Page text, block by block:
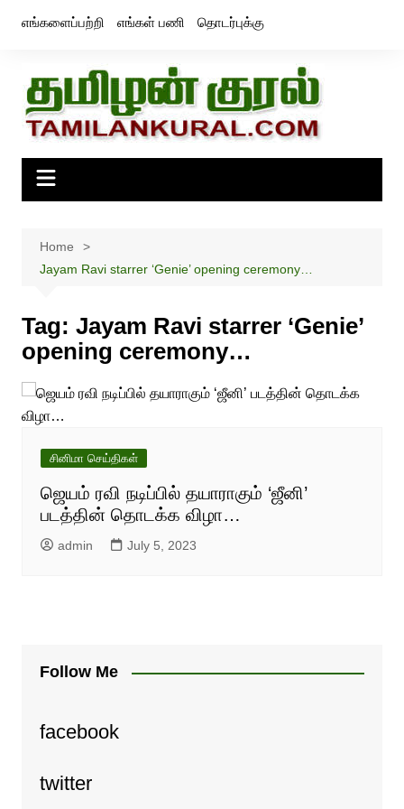
எங்களைப்பற்றி எங்கள் பணி தொடர்புக்கு
Home
Jayam Ravi starrer ‘Genie’ opening ceremony…
Tag: Jayam Ravi starrer ‘Genie’
opening ceremony…
சினிமா செய்திகள்
ஜெயம் ரவி நடிப்பில் தயாராகும் ‘ஜீனி’
படத்தின் தொடக்க விழா…
admin July 5, 2023
Follow Me
facebook
twitter